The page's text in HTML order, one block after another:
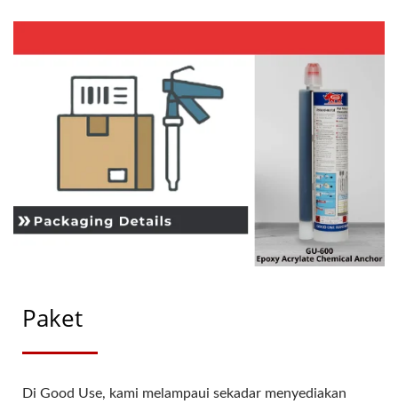
Paket
Di Good Use, kami melampaui sekadar menyediakan